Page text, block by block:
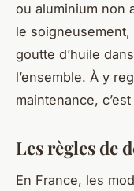
ou aluminium non
le
goutte d’huile
l’ensemble. À y
maintenance,
Les règles de
En France, les